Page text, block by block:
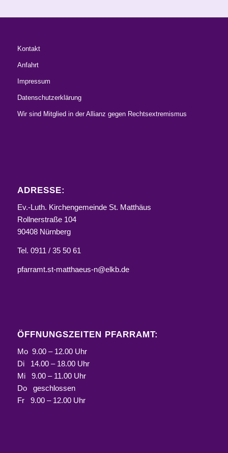
Kontakt
Anfahrt
Impressum
Datenschutzerklärung
Wir sind Mitglied in der Allianz gegen Rechtsextremismus
ADRESSE:
Ev.-Luth. Kirchengemeinde St. Matthäus
Rollnerstraße 104
90408 Nürnberg
Tel. 0911 / 35 50 61
pfarramt.st-matthaeus-n@elkb.de
ÖFFNUNGSZEITEN PFARRAMT:
Mo 9.00 – 12.00 Uhr
Di 14.00 – 18.00 Uhr
Mi 9.00 – 11.00 Uhr
Do geschlossen
Fr 9.00 – 12.00 Uhr